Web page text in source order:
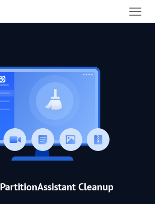
PartitionAssistant Cleanup